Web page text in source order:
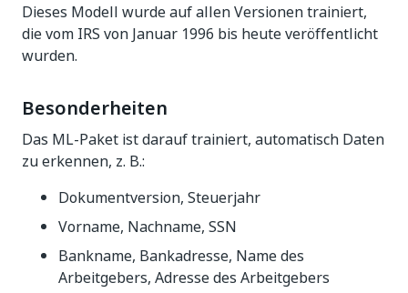
Dieses Modell wurde auf allen Versionen trainiert,
die vom IRS von Januar 1996 bis heute veröffentlicht
wurden.
Besonderheiten
Das ML-Paket ist darauf trainiert, automatisch Daten
zu erkennen, z. B.:
Dokumentversion, Steuerjahr
Vorname, Nachname, SSN
Bankname, Bankadresse, Name des
Arbeitgebers, Adresse des Arbeitgebers